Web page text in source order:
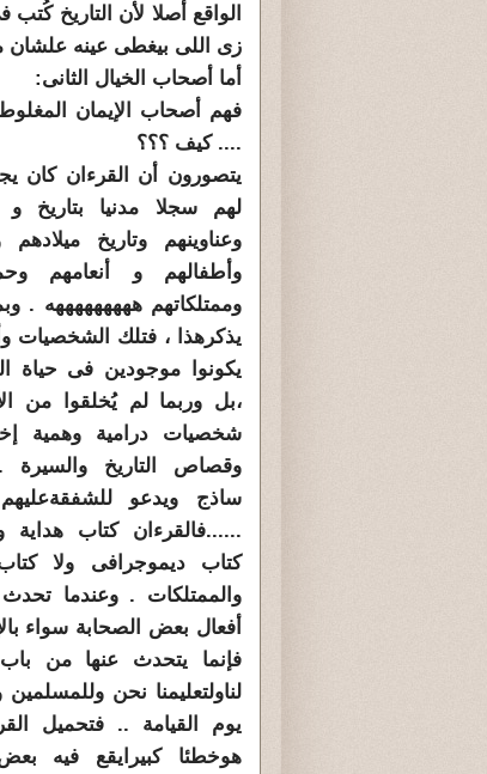
الواقع أصلا لأن التاريخ
زى اللى بيغطى عينه علشان
أما أصحاب الخيال الثانى:
فهم أصحاب الإيمان المغلوط
.... كيف ؟؟؟
يتصورون أن القرءان كان
لهم سجلا مدنيا بتاريخ و
وعناوينهم وتاريخ
وأطفالهم و أنعامهم
وممتلكاتهم هههههههههه .
يذكرهذا ، فتلك الشخصيات
يكونوا موجودين فى حياة
،بل وربما لم يُخلقوا من
شخصيات درامية وهمية
وقصاص التاريخ والسيرة
ساذج ويدعو
......فالقرءان كتاب
كتاب ديموجرافى ولا
والممتلكات . وعندما
أفعال بعض الصحابة سواء
فإنما يتحدث عنها من
لناولتعليمنا نحن
يوم القيامة .. فتحميل
هوخطئا كبيرايقع فيه